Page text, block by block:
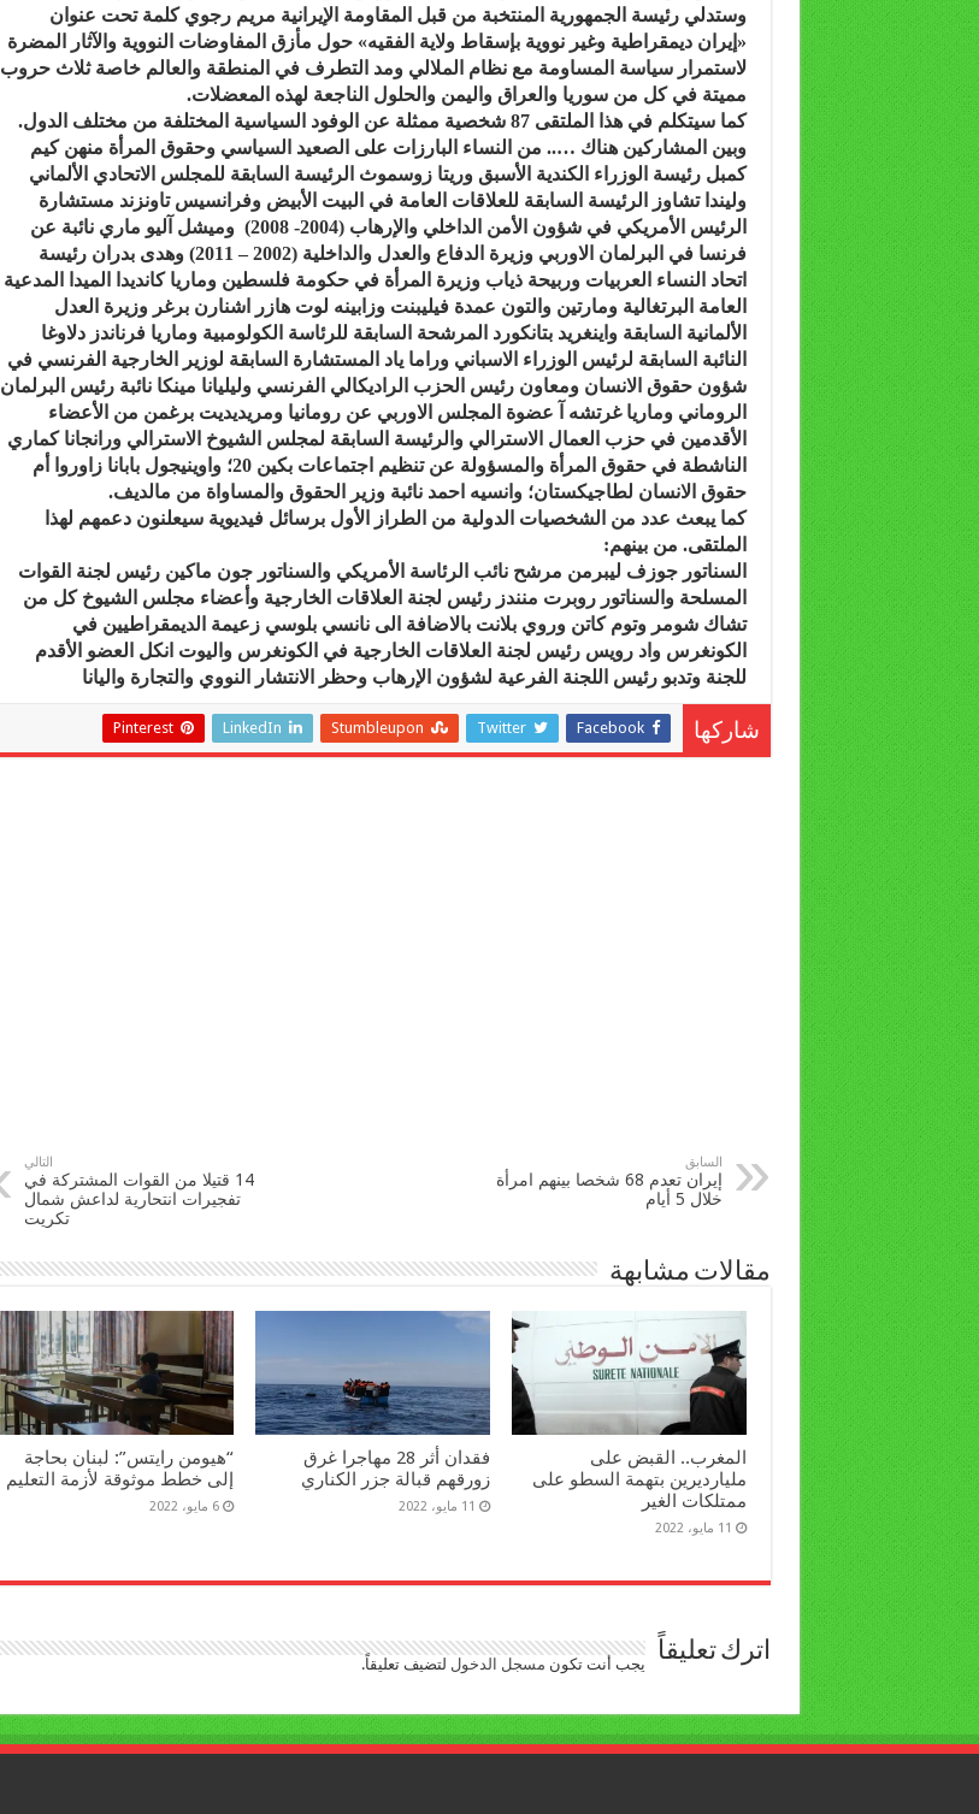
وستدلي رئيسة الجمهورية المنتخبة من قبل المقاومة الإيرانية مريم رجوي كلمة تحت عنوان
«إيران ديمقراطية وغير نووية بإسقاط ولاية الفقيه» حول مأزق المفاوضات النووية والآثار المضرة
لاستمرار سياسة المساومة مع نظام الملالي ومد التطرف في المنطقة والعالم خاصة ثلاث حروب
مميتة في كل من سوريا والعراق واليمن والحلول الناجعة لهذه المعضلات.
كما سيتكلم في هذا الملتقى 87 شخصية ممثلة عن الوفود السياسية المختلفة من مختلف الدول.
وبين المشاركين هناك ….. من النساء البارزات على الصعيد السياسي وحقوق المرأة منهن كيم
كمبل رئيسة الوزراء الكندية الأسبق وريتا زوسموث الرئيسة السابقة للمجلس الاتحادي الألماني
وليندا تشاوز الرئيسة السابقة للعلاقات العامة في البيت الأبيض وفرانسيس تاونزند مستشارة
الرئيس الأمريكي في شؤون الأمن الداخلي والإرهاب (2004- 2008) وميشل آليو ماري نائبة عن
فرنسا في البرلمان الاوربي وزيرة الدفاع والعدل والداخلية (2002 – 2011) وهدى بدران رئيسة
اتحاد النساء العربيات وربيحة ذياب وزيرة المرأة في حكومة فلسطين وماريا كانديدا الميدا المدعية
العامة البرتغالية ومارتين والتون عمدة فيليبنت وزابينه لوت هازر اشنارن برغر وزيرة العدل
الألمانية السابقة واينغريد بتانكورد المرشحة السابقة للرئاسة الكولومبية وماريا فرناندز دلاوغا
النائبة السابقة لرئيس الوزراء الاسباني وراما ياد المستشارة السابقة لوزير الخارجية الفرنسي في
شؤون حقوق الانسان ومعاون رئيس الحزب الراديكالي الفرنسي وليليانا مينكا نائبة رئيس البرلمان
الروماني وماريا غرتشه آ عضوة المجلس الاوربي عن رومانيا ومريديديت برغمن من الأعضاء
الأقدمين في حزب العمال الاسترالي والرئيسة السابقة لمجلس الشيوخ الاسترالي ورانجانا كماري
الناشطة في حقوق المرأة والمسؤولة عن تنظيم اجتماعات بكين 20؛ واوينيجول بابانا زاوروا أم
حقوق الانسان لطاجيكستان؛ وانسيه احمد نائبة وزير الحقوق والمساواة من مالديف.
كما يبعث عدد من الشخصيات الدولية من الطراز الأول برسائل فيديوية سيعلنون دعمهم لهذا
الملتقى. من بينهم:
السناتور جوزف ليبرمن مرشح نائب الرئاسة الأمريكي والسناتور جون ماكين رئيس لجنة القوات
المسلحة والسناتور روبرت منندز رئيس لجنة العلاقات الخارجية وأعضاء مجلس الشيوخ كل من
تشاك شومر وتوم كاتن وروي بلانت بالاضافة الى نانسي بلوسي زعيمة الديمقراطيين في
الكونغرس واد رويس رئيس لجنة العلاقات الخارجية في الكونغرس واليوت انكل العضو الأقدم
للجنة وتدبو رئيس اللجنة الفرعية لشؤون الإرهاب وحظر الانتشار النووي والتجارة واليانا
شاركها Facebook
Twitter
Stumbleupon
LinkedIn
Pinterest
السابق
إيران تعدم 68 شخصا بينهم امرأة
خلال 5 أيام
التالي
14 قتيلا من القوات المشتركة في
تفجيرات انتحارية لداعش شمال
تكريت
مقالات مشابهة
المغرب.. القبض على
مليارديرين بتهمة السطو على
ممتلكات الغير
11 مايو، 2022
فقدان أثر 28 مهاجرا غرق
زورقهم قبالة جزر الكناري
11 مايو، 2022
“هيومن رايتس”: لبنان بحاجة
إلى خطط موثوقة لأزمة التعليم
6 مايو، 2022
اترك تعليقاً يجب أنت تكون مسجل الدخول لتضيف تعليقاً.